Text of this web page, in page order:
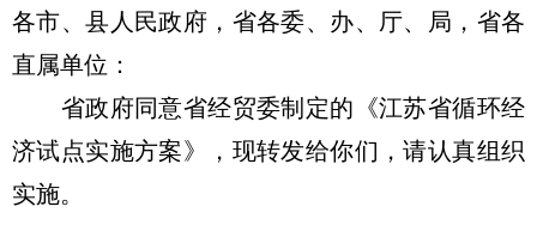
各市、县人民政府，省各委、办、厅、局，省各
直属单位：
省政府同意省经贸委制定的《江苏省循环经
济试点实施方案》，现转发给你们，请认真组织
实施。